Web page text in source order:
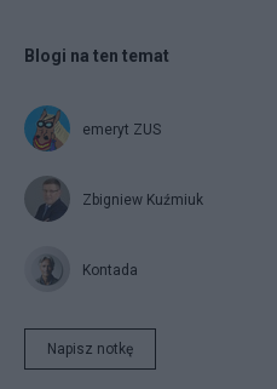
Blogi na ten temat
emeryt ZUS
Zbigniew Kuźmiuk
Kontada
Napisz notkę